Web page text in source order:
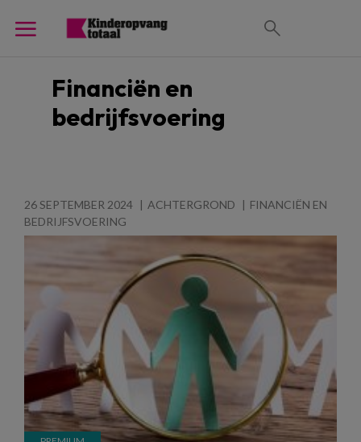
Financiën en
bedrijfsvoering
26 SEPTEMBER 2024 ACHTERGROND
FINANCIËN EN
BEDRIJFSVOERING